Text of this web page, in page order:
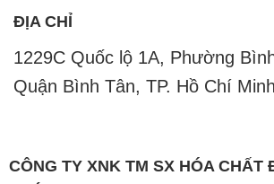
ĐỊA CHỈ
1229C Quốc lộ 1A, Phường
Quận Bình Tân, TP. Hồ Chí Minh
CÔNG TY XNK TM SX HÓA CHẤT